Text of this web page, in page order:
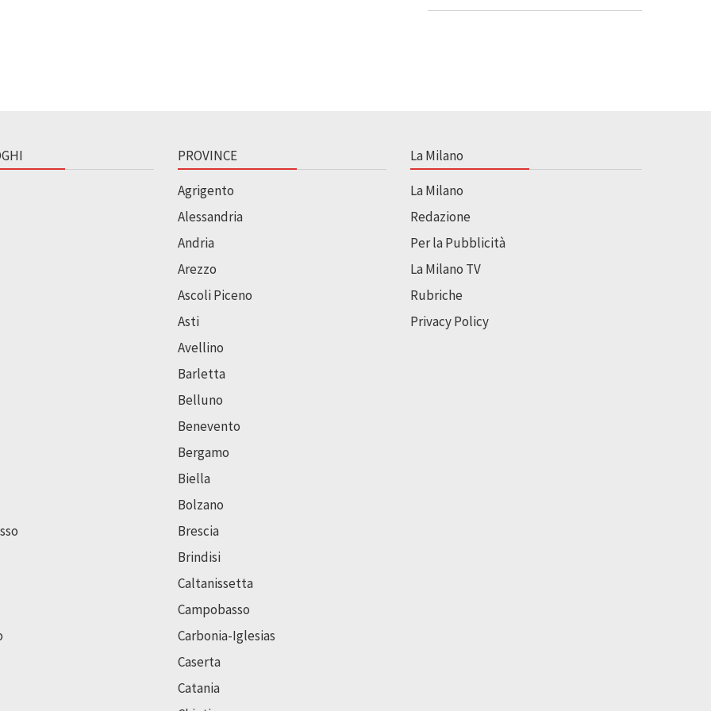
PROVINCE
Agrigento
Alessandria
Andria
Arezzo
Ascoli Piceno
Asti
Avellino
Barletta
Belluno
Benevento
Bergamo
Biella
Bolzano
Brescia
Brindisi
Caltanissetta
Campobasso
Carbonia-Iglesias
Caserta
Catania
La Milano
La Milano
Redazione
Per la Pubblicità
La Milano TV
Rubriche
Privacy Policy